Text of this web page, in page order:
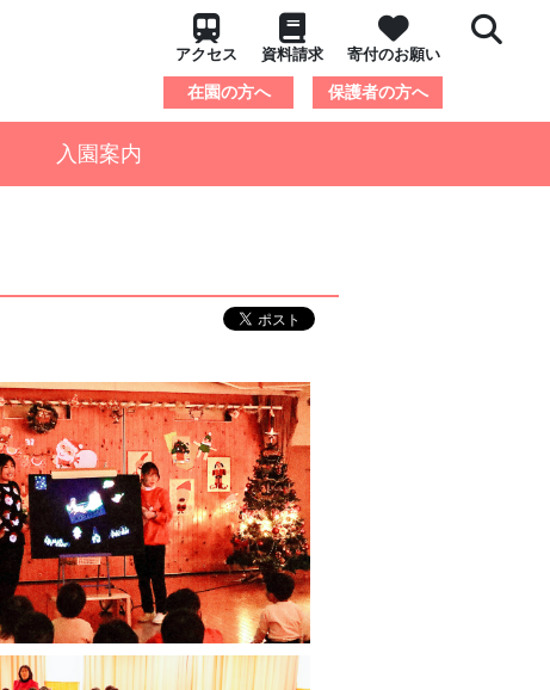
アクセス 資料請求 寄付のお願い
在園の方へ 保護者の方へ
入園案内